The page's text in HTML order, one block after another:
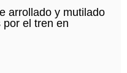
arrollado y mutilado
el tren en